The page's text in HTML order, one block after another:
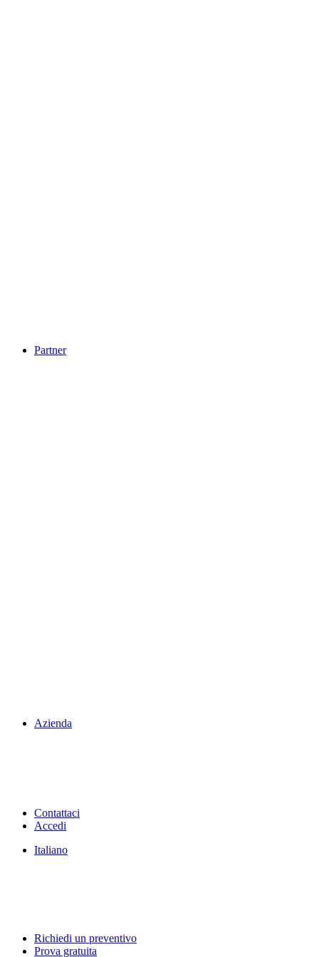
Partner
Azienda
Contattaci
Accedi
Italiano
Richiedi un preventivo
Prova gratuita